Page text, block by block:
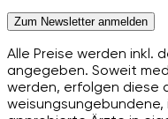
Zum Newsletter anmelden
Alle Preise werden inkl.
angegeben. Soweit
werden, erfolgen diese
weisungsungebundene,